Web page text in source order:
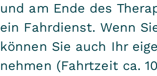
und am Ende des
ein Fahrdienst. Wenn
können Sie auch Ihr
nehmen (Fahrtzeit ca.